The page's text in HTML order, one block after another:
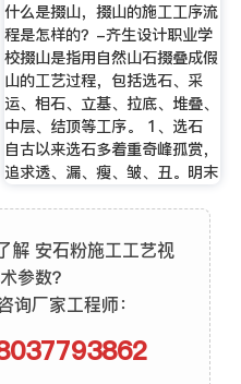
什么是掇山，掇山的施工工序流
程是怎样的？-齐生设计职业学
校掇山是指用自然山石掇叠成假
山的工艺过程，包括选石、采
运、相石、立基、拉底、堆叠、
中层、结顶等工序。 1、选石
自古以来选石多着重奇峰孤赏，
追求透、漏、瘦、皱、丑。明末
解 安石粉施工工艺视
参数？
询厂家工程师：